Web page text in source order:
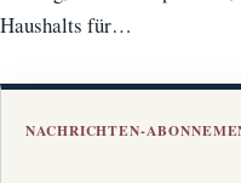
Haushalts für…
NACHRICHTEN-